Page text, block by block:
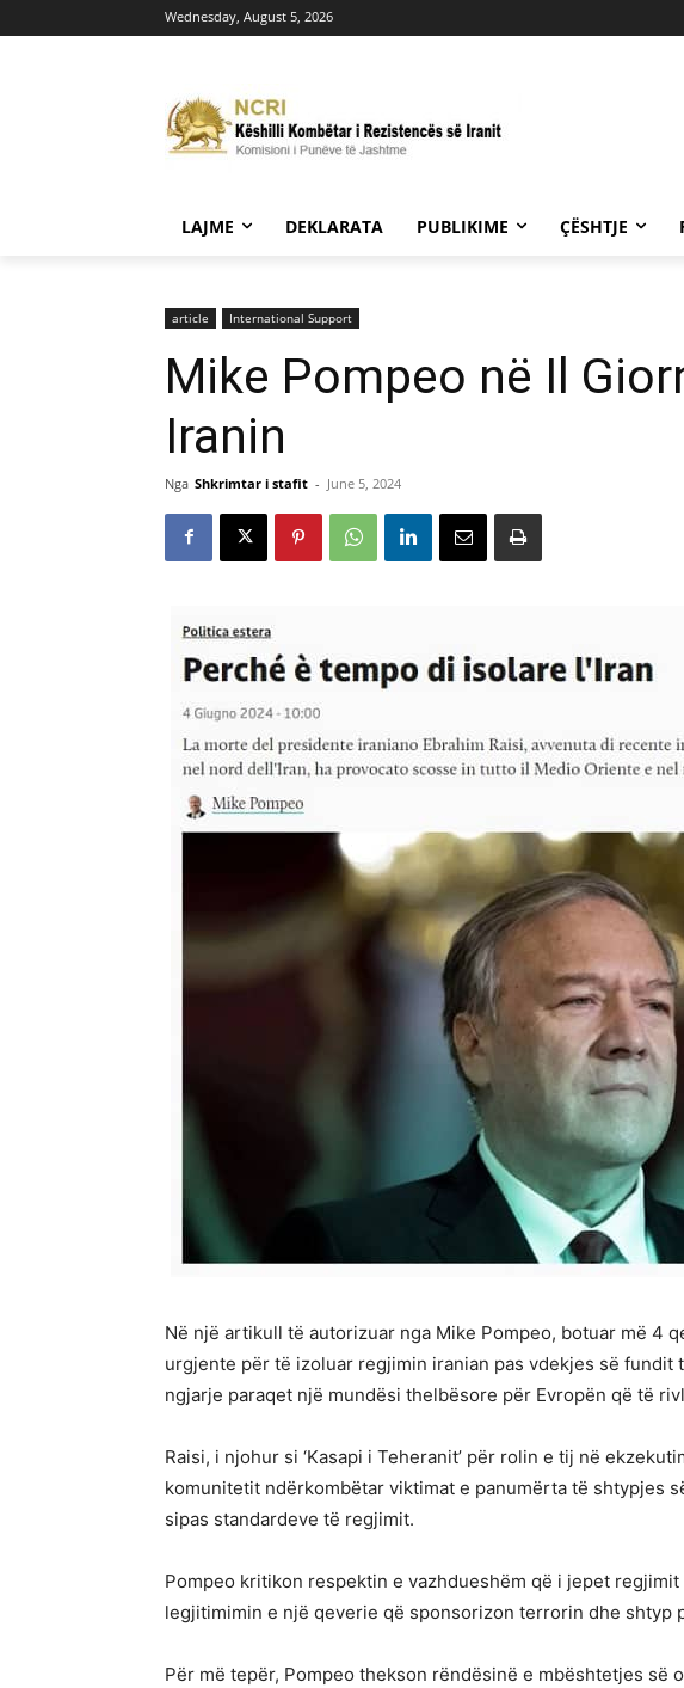
Wednesday, August 5, 2026
LAJME DEKLARATA PUBLIKIME ÇËSHTJE
article International Support
Mike Pompeo në Il
Iranin
Nga Shkrimtar i stafit - June 5, 2024
Në një artikull të autorizuar nga Mike Pompeo, botuar më 4
urgjente për të izoluar regjimin iranian pas vdekjes së
ngjarje paraqet një mundësi thelbësore për Evropën që të
Raisi, i njohur si ‘Kasapi i Teheranit’ për rolin e tij në
komunitetit ndërkombëtar viktimat e panumërta të shtypjes
sipas standardeve të regjimit.
Pompeo kritikon respektin e vazhdueshëm që i jepet
legjitimimin e një qeverie që sponsorizon terrorin dhe shtyp
Për më tepër, Pompeo thekson rëndësinë e mbështetjes së